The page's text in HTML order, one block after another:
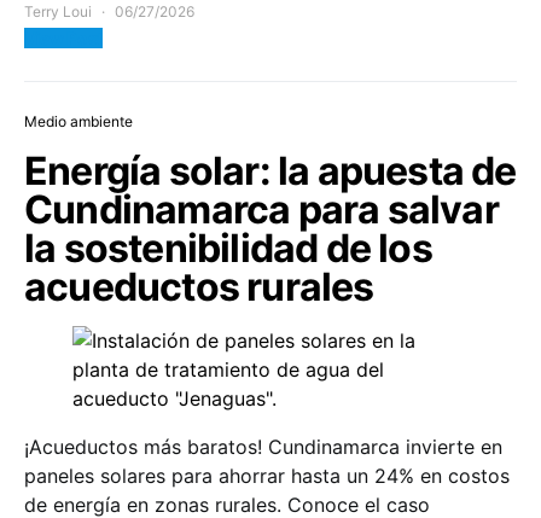
Terry Loui 06/27/2026
Medio ambiente
Energía solar: la apuesta de
Cundinamarca para salvar
la sostenibilidad de los
acueductos rurales
¡Acueductos más baratos! Cundinamarca invierte en
paneles solares para ahorrar hasta un 24% en costos
de energía en zonas rurales. Conoce el caso